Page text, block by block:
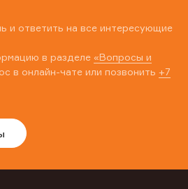
и ответить на все интересующие
в разделе «Вопросы и
в онлайн-чате или позвонить +7